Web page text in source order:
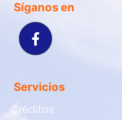
Síganos en
Servicios
Créditos